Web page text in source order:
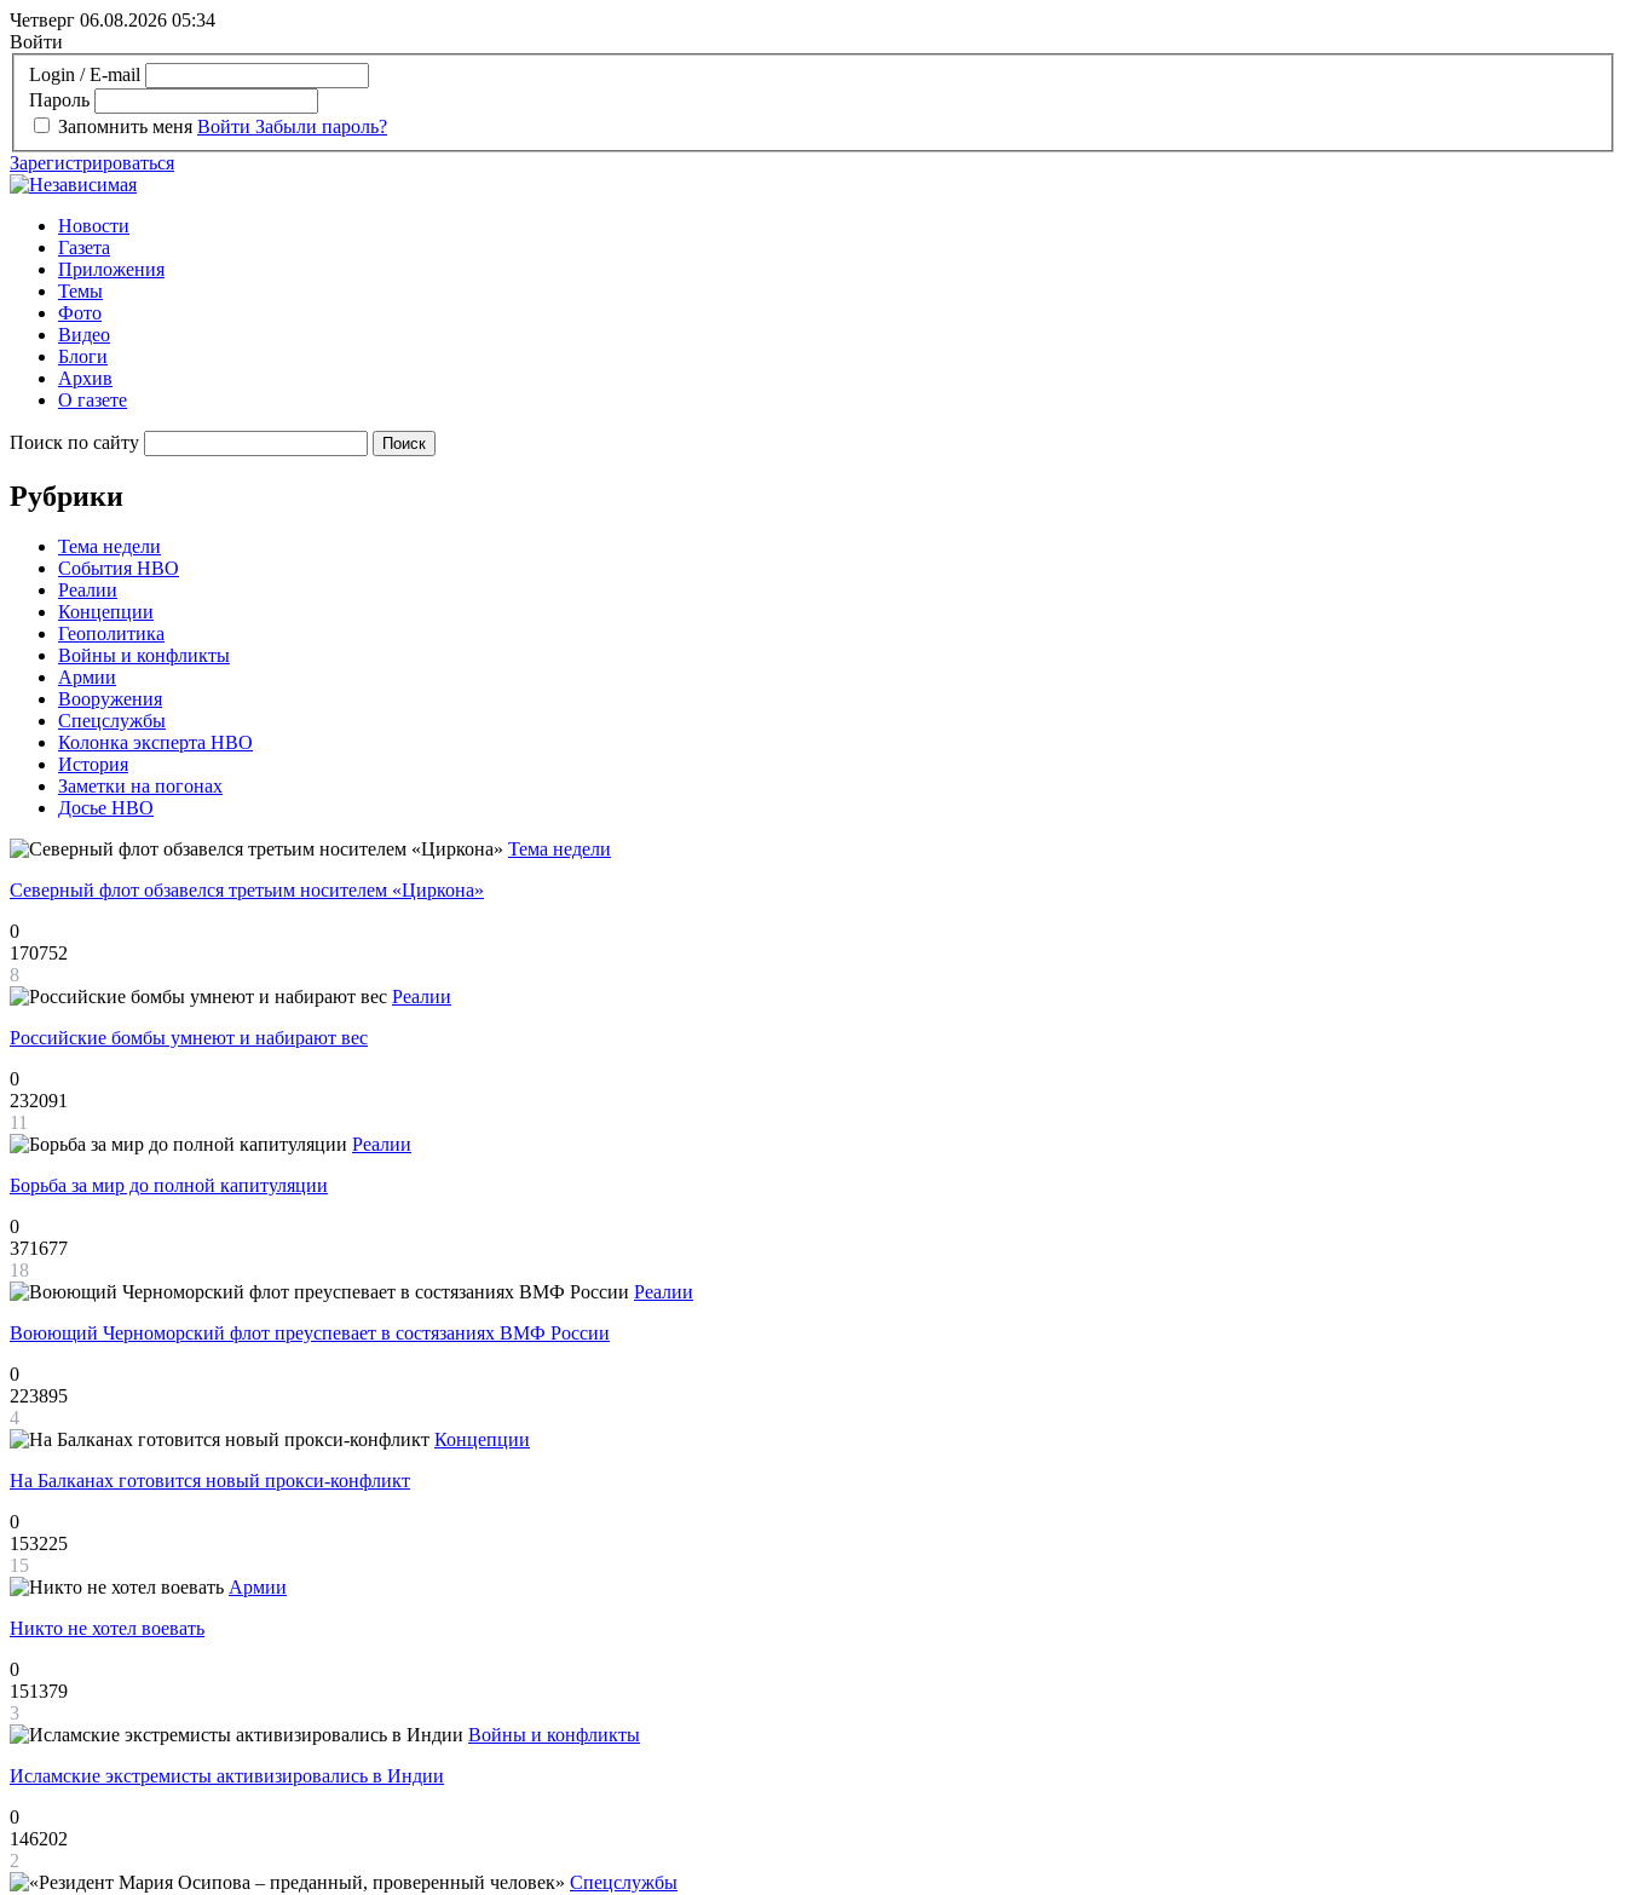
Четверг 06.08.2026 05:34
Войти
Login / E-mail
Пароль
Запомнить меня Войти Забыли пароль?
Зарегистрироваться
Новости
Газета
Приложения
Темы
Фото
Видео
Блоги
Архив
О газете
Поиск по сайту
Рубрики
Тема недели
События НВО
Реалии
Концепции
Геополитика
Войны и конфликты
Армии
Вооружения
Спецслужбы
Колонка эксперта НВО
История
Заметки на погонах
Досье НВО
Тема недели
Северный флот обзавелся третьим носителем «Циркона»
0
170752
8
Реалии
Российские бомбы умнеют и набирают вес
0
232091
11
Реалии
Борьба за мир до полной капитуляции
0
371677
18
Реалии
Воюющий Черноморский флот преуспевает в состязаниях ВМФ России
0
223895
4
Концепции
На Балканах готовится новый прокси-конфликт
0
153225
15
Армии
Никто не хотел воевать
0
151379
3
Войны и конфликты
Исламские экстремисты активизировались в Индии
0
146202
2
Спецслужбы